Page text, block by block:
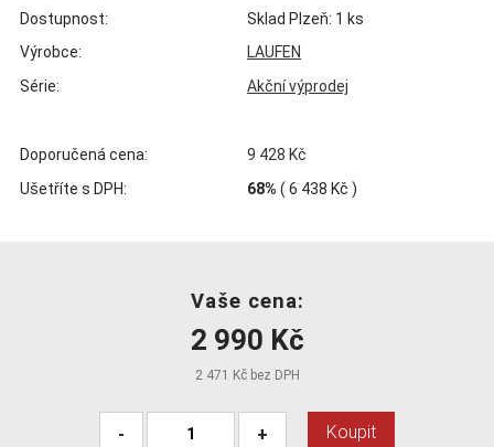
Dostupnost:
Sklad Plzeň: 1 ks
Výrobce:
LAUFEN
Série:
Akční výprodej
Doporučená cena:
9 428 Kč
Ušetříte s DPH:
68% ( 6 438 Kč )
Vaše cena:
2 990 Kč
2 471 Kč bez DPH
- + Koupit